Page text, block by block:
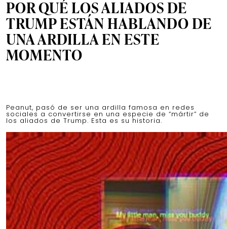
POR QUÉ LOS ALIADOS DE
TRUMP ESTÁN HABLANDO DE
UNA ARDILLA EN ESTE
MOMENTO
Peanut, pasó de ser una ardilla famosa en redes
sociales a convertirse en una especie de “mártir” de
los aliados de Trump. Esta es su historia.